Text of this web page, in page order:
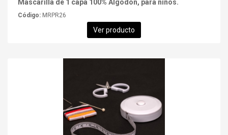
Mascarilla de 1 capa 100% Algodón, para niños.
Código: MRPR26
Ver producto